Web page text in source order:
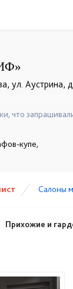
ул. Аустрина,
что
купе,
Cалоны
Прихожие и